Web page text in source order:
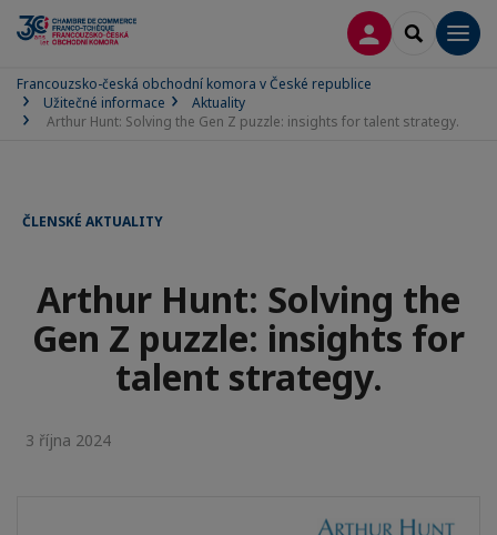
PŘIPOJIT SE
SEARCH
Francouzsko-česká obchodní komora v České republice
Užitečné informace
Aktuality
Arthur Hunt: Solving the Gen Z puzzle: insights for talent strategy.
ČLENSKÉ AKTUALITY
Arthur Hunt: Solving the
Gen Z puzzle: insights for
talent strategy.
3 října 2024